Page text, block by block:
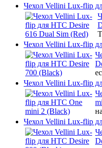
Чехол Vellini Lux-flip
Чехол Vellini Lux-flip
Чехол Vellini Lux-flip
Чехол Vellini Lux-flip